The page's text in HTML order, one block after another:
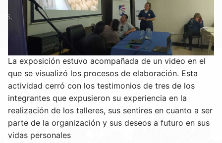
La exposición estuvo acompañada de un video en el
que se visualizó los procesos de elaboración. Esta
actividad cerró con los testimonios de tres de los
integrantes que expusieron su experiencia en la
realización de los talleres, sus sentires en cuanto a ser
parte de la organización y sus deseos a futuro en sus
vidas personales